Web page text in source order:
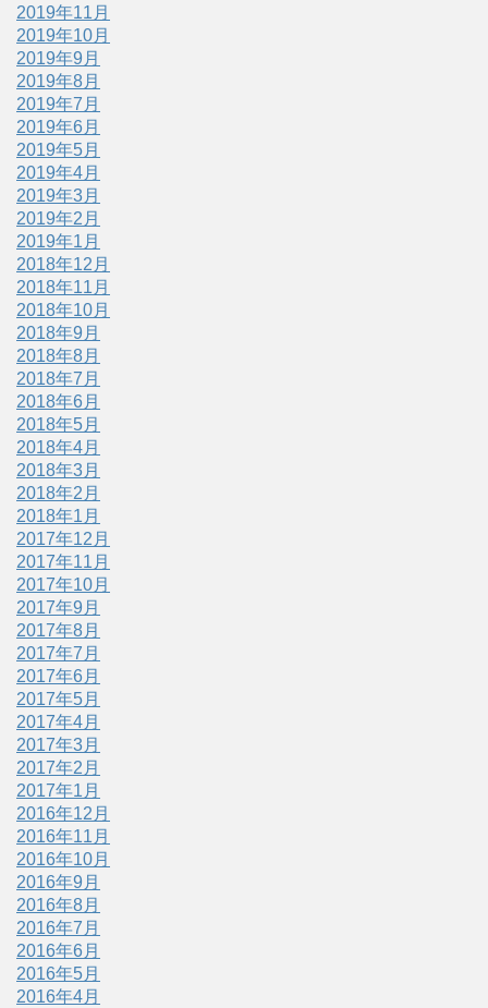
2019年11月
2019年10月
2019年9月
2019年8月
2019年7月
2019年6月
2019年5月
2019年4月
2019年3月
2019年2月
2019年1月
2018年12月
2018年11月
2018年10月
2018年9月
2018年8月
2018年7月
2018年6月
2018年5月
2018年4月
2018年3月
2018年2月
2018年1月
2017年12月
2017年11月
2017年10月
2017年9月
2017年8月
2017年7月
2017年6月
2017年5月
2017年4月
2017年3月
2017年2月
2017年1月
2016年12月
2016年11月
2016年10月
2016年9月
2016年8月
2016年7月
2016年6月
2016年5月
2016年4月